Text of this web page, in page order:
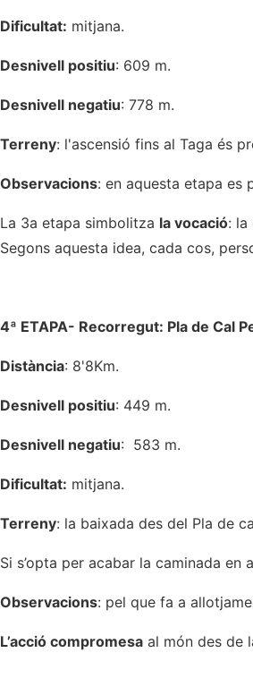
Dificultat: mitjana.
Desnivell positiu: 609 m.
Desnivell negatiu: 778 m.
Terreny: l'ascensió fins al Taga és
Observacions: en aquesta etapa es
La 3a etapa simbolitza la vocació: la
Segons aquesta idea, cada cos,
4ª ETAPA- Recorregut: Pla de Cal
Distància: 8'8Km.
Desnivell positiu: 449 m.
Desnivell negatiu: 583 m.
Dificultat: mitjana.
Terreny: la baixada des del Pla de
Si s’opta per acabar la caminada
Observacions: pel que fa a
L’acció compromesa al món des de